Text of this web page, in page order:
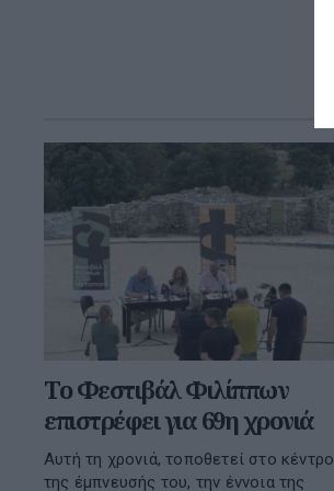
Το Φεστιβάλ Φιλίππων
επιστρέφει για 69η χρονιά
Αυτή τη χρονιά, τοποθετεί στο κέντρο
της έμπνευσής του, την έννοια της